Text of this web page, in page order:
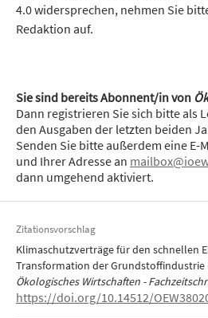
4.0 widersprechen, nehmen Sie
Redaktion auf.
Sie sind bereits Abonnent/in von
Dann registrieren Sie sich bitte als
den Ausgaben der letzten beiden
Senden Sie bitte außerdem eine
und Ihrer Adresse an
dann umgehend aktiviert.
Zitationsvorschlag
Klimaschutzverträge für den schnellen
Transformation der Grundstoffindustrie
Ökologisches Wirtschaften -
https://doi.org/10.14512/